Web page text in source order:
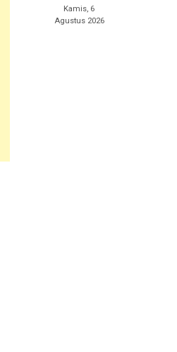
Kamis, 6
Agustus 2026